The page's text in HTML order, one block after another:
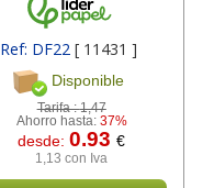
Ref: DF22 [ 11431 ]
Disponible
Tarifa :1,47
Ahorro hasta: 37%
desde:0.93€
1,13 con Iva